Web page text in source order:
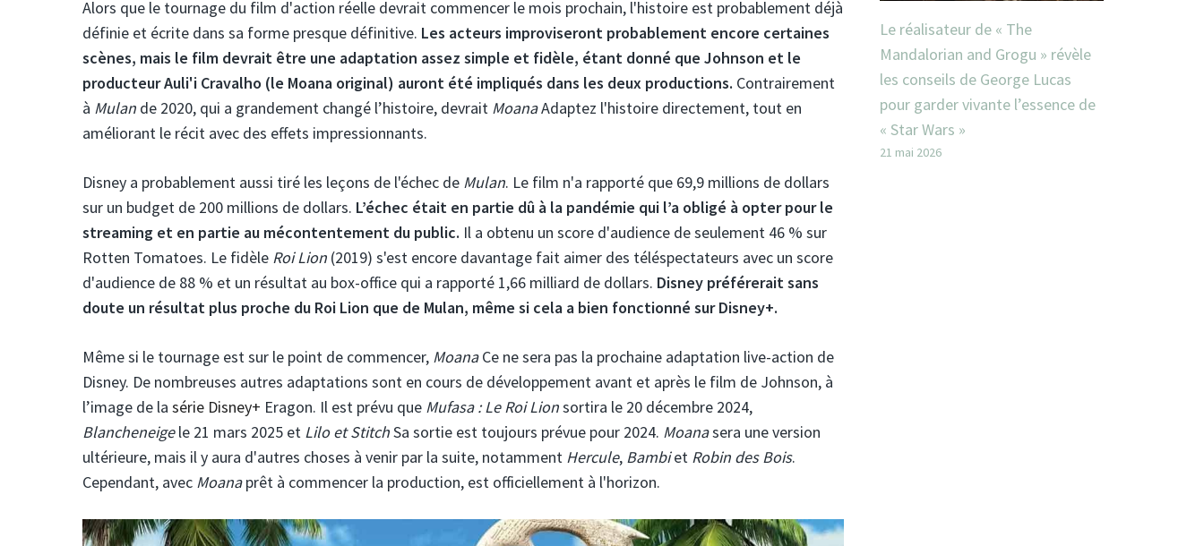
Alors que le tournage du film d'action réelle devrait commencer le mois prochain, l'histoire est probablement déjà
définie et écrite dans sa forme presque définitive. Les acteurs improviseront probablement encore certaines
scènes, mais le film devrait être une adaptation assez simple et fidèle, étant donné que Johnson et le
producteur Auli'i Cravalho (le Moana original) auront été impliqués dans les deux productions. Contrairement
à Mulan de 2020, qui a grandement changé l’histoire, devrait MoanaAdaptez l'histoire directement, tout en
améliorant le récit avec des effets impressionnants.
Disney a probablement aussi tiré les leçons de l'échec de Mulan. Le film n'a rapporté que 69,9 millions de dollars
sur un budget de 200 millions de dollars. L’échec était en partie dû à la pandémie qui l’a obligé à opter pour le
streaming et en partie au mécontentement du public. Il a obtenu un score d'audience de seulement 46 % sur
Rotten Tomatoes. Le fidèle Roi Lion (2019) s'est encore davantage fait aimer des téléspectateurs avec un score
d'audience de 88 % et un résultat au box-office qui a rapporté 1,66 milliard de dollars. Disney préférerait sans
doute un résultat plus proche du Roi Lion que de Mulan, même si cela a bien fonctionné sur Disney+.
Même si le tournage est sur le point de commencer, MoanaCe ne sera pas la prochaine adaptation live-action de
Disney. De nombreuses autres adaptations sont en cours de développement avant et après le film de Johnson, à
l’image de la série Disney+ Eragon. Il est prévu que Mufasa : Le Roi Lionsortira le 20 décembre 2024,
Blancheneigele 21 mars 2025 et Lilo et StitchSa sortie est toujours prévue pour 2024. Moanasera une version
ultérieure, mais il y aura d'autres choses à venir par la suite, notamment Hercule, Bambiet Robin des Bois.
Cependant, avec Moanaprêt à commencer la production, est officiellement à l'horizon.
Le réalisateur de « The
Mandalorian and Grogu » révèle
les conseils de George Lucas
pour garder vivante l’essence de
« Star Wars »
21 mai 2026